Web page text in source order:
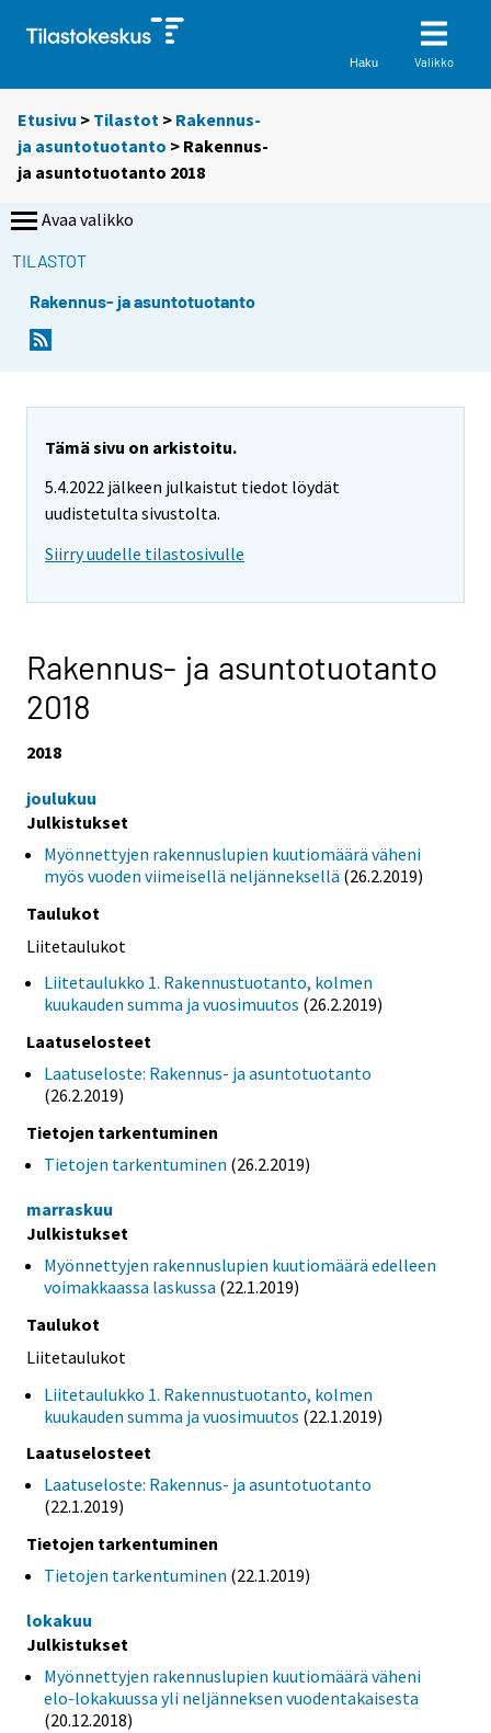
Haku Valikko
Etusivu > Tilastot > Rakennus-
ja asuntotuotanto > Rakennus-
ja asuntotuotanto 2018
Avaa valikko
TILASTOT
Rakennus- ja asuntotuotanto
Tämä sivu on arkistoitu.
5.4.2022 jälkeen julkaistut tiedot löydät
uudistetulta sivustolta.
Siirry uudelle tilastosivulle
Rakennus- ja asuntotuotanto
2018
2018
joulukuu
Julkistukset
Myönnettyjen rakennuslupien kuutiomäärä väheni
myös vuoden viimeisellä neljänneksellä (26.2.2019)
Taulukot
Liitetaulukot
Liitetaulukko 1. Rakennustuotanto, kolmen
kuukauden summa ja vuosimuutos (26.2.2019)
Laatuselosteet
Laatuseloste: Rakennus- ja asuntotuotanto
(26.2.2019)
Tietojen tarkentuminen
Tietojen tarkentuminen (26.2.2019)
marraskuu
Julkistukset
Myönnettyjen rakennuslupien kuutiomäärä edelleen
voimakkaassa laskussa (22.1.2019)
Taulukot
Liitetaulukot
Liitetaulukko 1. Rakennustuotanto, kolmen
kuukauden summa ja vuosimuutos (22.1.2019)
Laatuselosteet
Laatuseloste: Rakennus- ja asuntotuotanto
(22.1.2019)
Tietojen tarkentuminen
Tietojen tarkentuminen (22.1.2019)
lokakuu
Julkistukset
Myönnettyjen rakennuslupien kuutiomäärä väheni
elo-lokakuussa yli neljänneksen vuodentakaisesta
(20.12.2018)